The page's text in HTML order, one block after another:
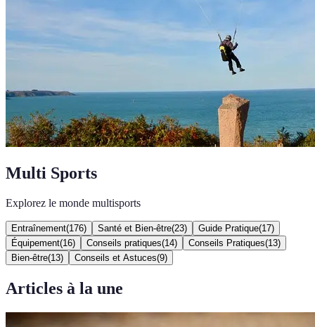
Multi Sports
Explorez le monde multisports
Entraînement(176) Santé et Bien-être(23) Guide Pratique(17)
Équipement(16) Conseils pratiques(14) Conseils Pratiques(13)
Bien-être(13) Conseils et Astuces(9)
Articles à la une